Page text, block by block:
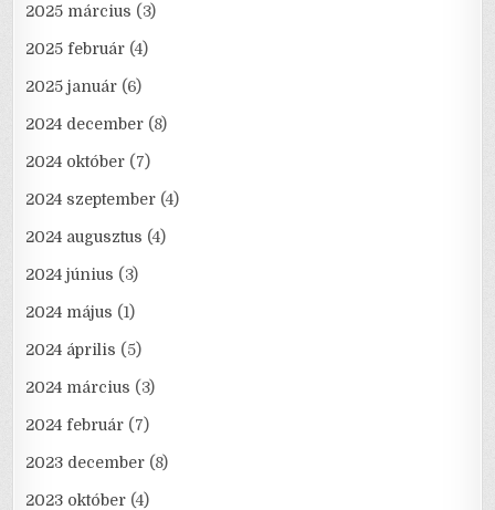
2025 március (3)
2025 február (4)
2025 január (6)
2024 december (8)
2024 október (7)
2024 szeptember (4)
2024 augusztus (4)
2024 június (3)
2024 május (1)
2024 április (5)
2024 március (3)
2024 február (7)
2023 december (8)
2023 október (4)